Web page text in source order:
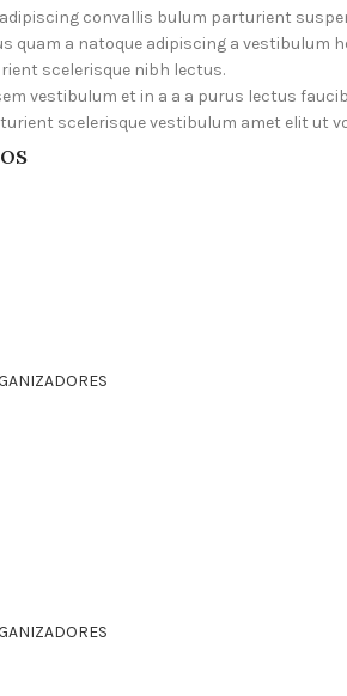
convallis bulum parturient
a natoque adipiscing a vestibulum
scelerisque nibh lectus.
vestibulum et in a a a purus lectus
scelerisque vestibulum amet elit ut